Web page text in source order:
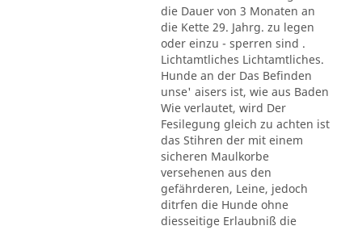
die Dauer von 3 Monaten an
die Kette 29. Jahrg. zu legen
oder einzu - sperren sind .
Lichtamtliches Lichtamtliches.
Hunde an der Das Befinden
unse' aisers ist, wie aus Baden
Wie verlautet, wird Der
Fesilegung gleich zu achten ist
das Stihren der mit einem
sicheren Maulkorbe
versehenen aus den
gefährderen, Leine, jedoch
ditrfen die Hunde ohne
diesseitige Erlaubniß die